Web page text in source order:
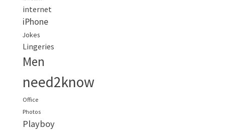
internet
iPhone
Jokes
Lingeries
Men
need2know
Office
Photos
Playboy